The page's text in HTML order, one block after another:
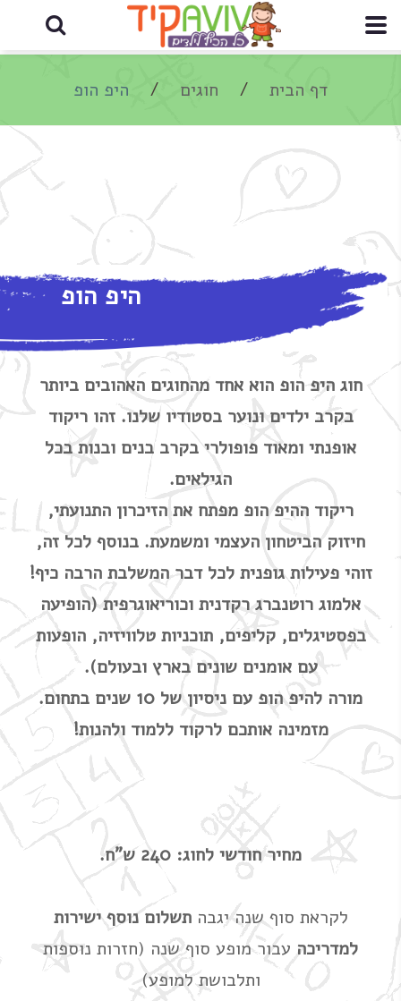
דף הבית חוגים היפ הופ
היפ הופ
חוג היפ הופ הוא אחד מהחוגים האהובים ביותר
בקרב ילדים ונוער בסטודיו שלנו. זהו ריקוד
אופנתי ומאוד פופולרי בקרב בנים ובנות בכל
הגילאים.
ריקוד ההיפ הופ מפתח את הזיכרון התנועתי,
חיזוק הביטחון העצמי ומשמעת. בנוסף לכל זה,
זוהי פעילות גופנית לכל דבר המשלבת הרבה כיף!
אלמוג רוטנברג רקדנית וכוריאוגרפית (הופיעה
בפסטיגלים, קליפים, תוכניות טלוויזיה, הופעות
עם אומנים שונים בארץ ובעולם).
מורה להיפ הופ עם ניסיון של 10 שנים בתחום.
מזמינה אותכם לרקוד ללמוד ולהנות!
מחיר חודשי לחוג: 240 ש"ח.
לקראת סוף שנה יגבהתשלום נוסף ישירות
למדריכה עבור מופע סוף שנה (חזרות נוספות
ותלבושת למופע)